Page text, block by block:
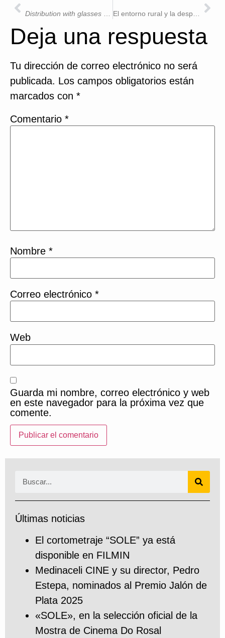
Distribution with glasses
Deja una respuesta
Tu dirección de correo electrónico no será
publicada. Los campos obligatorios están
marcados con *
Comentario *
Nombre *
Correo electrónico *
Web
Guarda mi nombre, correo electrónico y web
en este navegador para la próxima vez que
comente.
Últimas noticias
El cortometraje “SOLE” ya está
disponible en FILMIN
Medinaceli CINE y su director, Pedro
Estepa, nominados al Premio Jalón de
Plata 2025
«SOLE», en la selección oficial de la
Mostra de Cinema Do Rosal